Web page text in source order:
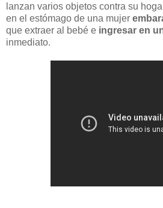
lanzan varios objetos contra su
en el estómago de una mujer
que extraer al bebé e ingresar en
inmediato.